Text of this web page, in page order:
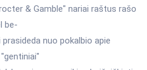
& Gamble" nariai raštus rašo
be-
nuo pokalbio apie